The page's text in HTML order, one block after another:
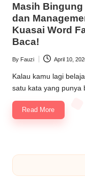
Masih Bingung
dan
Kuasai Word
Baca!
By Fauzi April 10,
Kalau kamu lagi
satu kata yang punya
Read More